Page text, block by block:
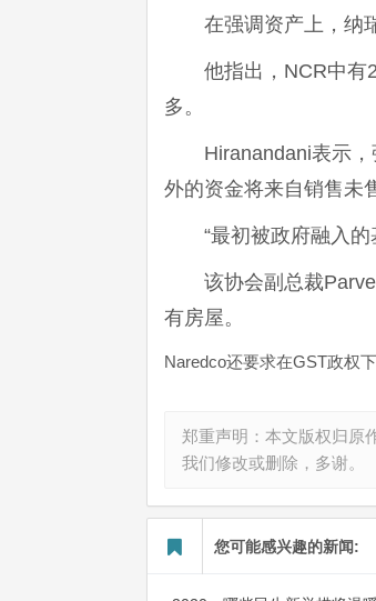
在强调资产上，纳
他指出，NCR中有
多。
Hiranandani表示
外的资金将来自销售未
“最初被政府融入
该协会副总裁
有房屋。
Naredco还要求在GST政权
郑重声明：本文版权归原
我们修改或删除，多谢。
您可能感兴趣的新闻: